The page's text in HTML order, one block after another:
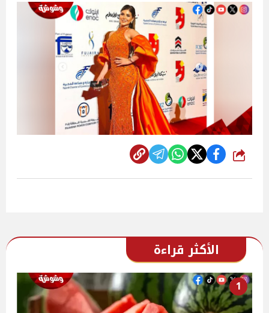
شارك
الأكثر قراءة
1